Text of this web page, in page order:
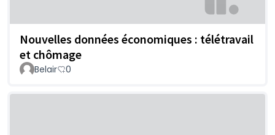
Nouvelles données économiques : télétravail
et chômage
Belair 0